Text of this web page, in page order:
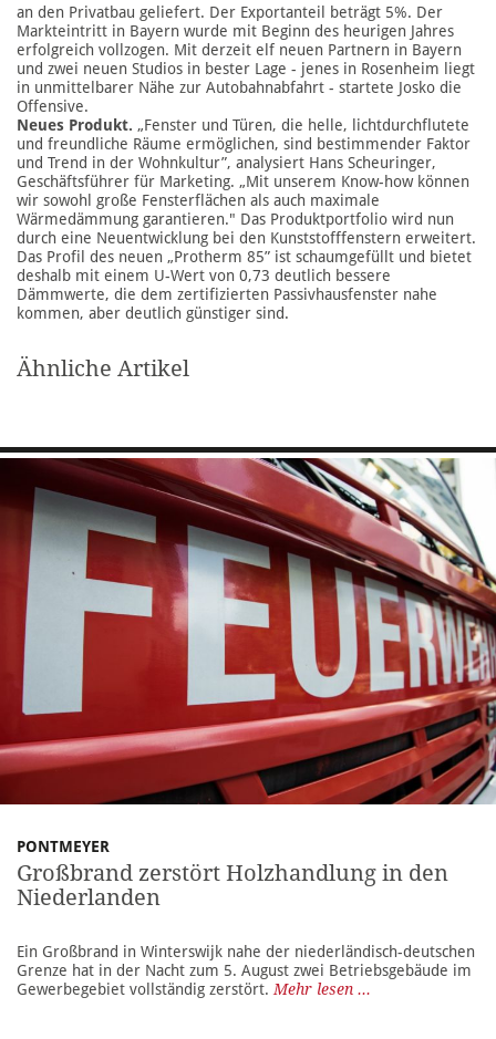
an den Privatbau geliefert. Der Exportanteil beträgt 5%. Der
Markteintritt in Bayern wurde mit Beginn des heurigen Jahres
erfolgreich vollzogen. Mit derzeit elf neuen Partnern in Bayern
und zwei neuen Studios in bester Lage - jenes in Rosenheim liegt
in unmittelbarer Nähe zur Autobahnabfahrt - startete Josko die
Offensive.
Neues Produkt. „Fenster und Türen, die helle, lichtdurchflutete
und freundliche Räume ermöglichen, sind bestimmender Faktor
und Trend in der Wohnkultur”, analysiert Hans Scheuringer,
Geschäftsführer für Marketing. „Mit unserem Know-how können
wir sowohl große Fensterflächen als auch maximale
Wärmedämmung garantieren." Das Produktportfolio wird nun
durch eine Neuentwicklung bei den Kunststofffenstern erweitert.
Das Profil des neuen „Protherm 85” ist schaumgefüllt und bietet
deshalb mit einem U-Wert von 0,73 deutlich bessere
Dämmwerte, die dem zertifizierten Passivhausfenster nahe
kommen, aber deutlich günstiger sind.
Ähnliche Artikel
PONTMEYER
Großbrand zerstört Holzhandlung in den
Niederlanden
Ein Großbrand in Winterswijk nahe der niederländisch-deutschen
Grenze hat in der Nacht zum 5. August zwei Betriebsgebäude im
Gewerbegebiet vollständig zerstört. Mehr lesen ...